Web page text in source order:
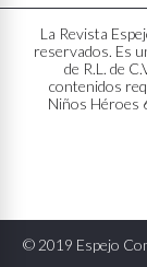
La Revista
reservados. Es
de R.L. de
contenidos
Niños Héroes
© 2019 Espejo